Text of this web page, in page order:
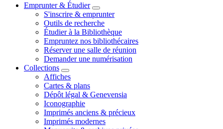
Emprunter & Étudier
S'inscrire & emprunter
Outils de recherche
Étudier à la Bibliothèque
Empruntez nos bibliothécaires
Réserver une salle de réunion
Demander une numérisation
Collections
Affiches
Cartes & plans
Dépôt légal & Genevensia
Iconographie
Imprimés anciens & précieux
Imprimés modernes